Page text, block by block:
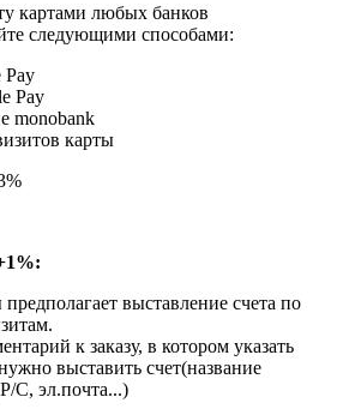
картами любых банков
следующими способами:
Pay
Pay
monobank
карты
выставление счета по
к заказу, в котором указать
выставить счет(название
С, эл.почта...)